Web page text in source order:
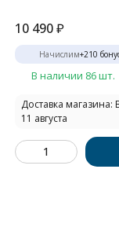
10 490₽
Начислим+210
В наличии 86 шт.
Доставка магазина:
11 августа